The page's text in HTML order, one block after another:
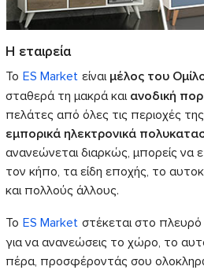
Η εταιρεία
Το ES Market είναι μέλος του
σταθερά τη μακρά και ανοδική
πελάτες από όλες τις περιοχές
εμπορικά ηλεκτρονικά
ανανεώνεται διαρκώς, μπορείς να
τον κήπο, τα είδη εποχής, το
και πολλούς άλλους.
Το ES Market στέκεται στο πλευρό
για να ανανεώσεις το χώρο, το
πέρα, προσφέροντάς σου